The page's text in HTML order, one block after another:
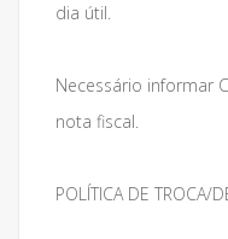
dia útil.
Necessário informar
nota fiscal.
POLÍTICA DE TROCA/